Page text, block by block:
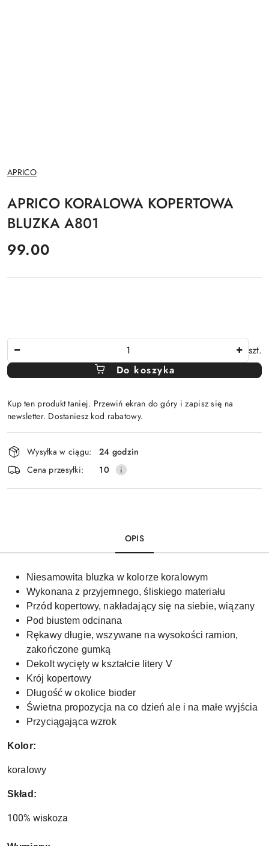
NAZWA
PRODUCENTA:
APRICO
APRICO KORALOWA KOPERTOWA
BLUZKA A801
cena:
99.00
szt.
Do koszyka
Kup ten produkt taniej. Przewiń ekran do góry i zapisz się na
newsletter. Dostaniesz kod rabatowy.
Dostępność
i
dostawa
Wysyłka w ciągu:
24 godzin
Cena przesyłki:
10
OPIS
Niesamowita bluzka w kolorze koralowym
Wykonana z przyjemnego, śliskiego materiału
Przód kopertowy, nakładający się na siebie, wiązany
Pod biustem odcinana
Rękawy długie, wszywane na wysokości ramion,
zakończone gumką
Dekolt wycięty w kształcie litery V
Krój kopertowy
Długość w okolice bioder
Świetna propozycja na co dzień ale i na małe wyjścia
Przyciągająca wzrok
Kolor:
koralowy
Skład:
100% wiskoza